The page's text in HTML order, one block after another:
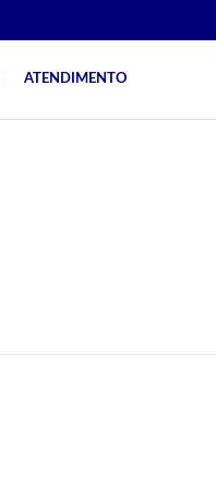
ATENDIMENTO